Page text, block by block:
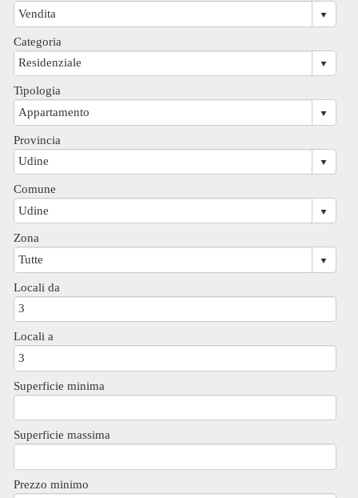
Categoria
Tipologia
Provincia
Comune
Zona
Locali da
Locali a
Superficie minima
Superficie massima
Prezzo minimo